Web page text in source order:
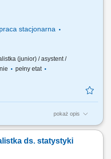
zgodnie z obowiązującymi
i zestawień. Prowadzenie oraz
praca stacjonarna
(junior) / asystent /
pełny etat
pokaż opis
w recepcji, w tym weryfikacja wizyt
listą rezerwową.
e-mail, SMS) i
ds. statystyki